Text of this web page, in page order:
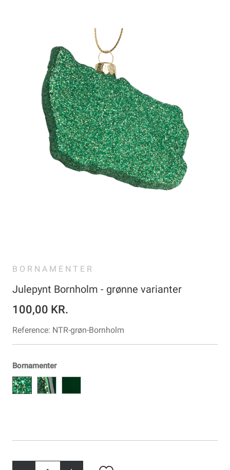
BORNAMENTER
Julepynt Bornholm - grønne varianter
100,00 KR.
Reference: NTR-grøn-Bornholm
Bornamenter